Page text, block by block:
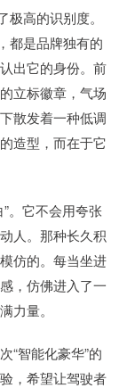
高的识别度。
都是品牌独有的
出它的身份。前
立标徽章，气场
散发着一种低调
造型，而在于它
。它不会用夸张
人。那种长久积
仿的。每当坐进
，仿佛进入了一
力量。
“智能化豪华”的
，希望让驾驶者